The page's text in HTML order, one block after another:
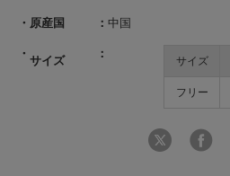
原産国 中国
サイズ サイズ
フリー